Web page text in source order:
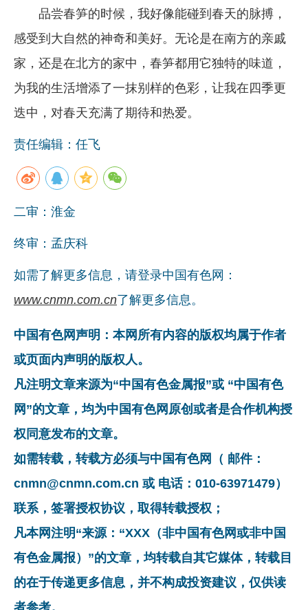
品尝春笋的时候，我好像能碰到春天的脉搏，
感受到大自然的神奇和美好。无论是在南方的亲戚
家，还是在北方的家中，春笋都用它独特的味道，
为我的生活增添了一抹别样的色彩，让我在四季更
迭中，对春天充满了期待和热爱。
责任编辑：任飞
二审：淮金
终审：孟庆科
如需了解更多信息，请登录中国有色网：
www.cnmn.com.cn了解更多信息。
中国有色网声明：本网所有内容的版权均属于作者
或页面内声明的版权人。
凡注明文章来源为“中国有色金属报”或 “中国有色
网”的文章，均为中国有色网原创或者是合作机构授
权同意发布的文章。
如需转载，转载方必须与中国有色网（ 邮件：
cnmn@cnmn.com.cn 或 电话：010-63971479）
联系，签署授权协议，取得转载授权；
凡本网注明“来源：“XXX（非中国有色网或非中国
有色金属报）”的文章，均转载自其它媒体，转载目
的在于传递更多信息，并不构成投资建议，仅供读
者参考。